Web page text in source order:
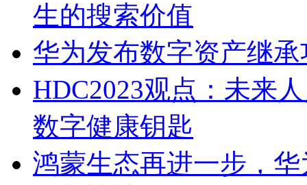
生的搜索价值
华为发布数字资产继
HDC2023观点：未来
数字健康钥匙
鸿蒙生态再进一步，